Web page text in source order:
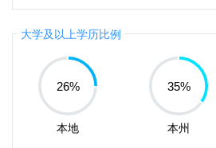
大学及以上学历比例
26%
本地
35%
本州